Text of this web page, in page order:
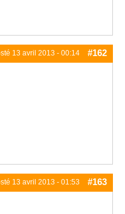
13 avril 2013 - 00:14 #162
13 avril 2013 - 01:53 #163